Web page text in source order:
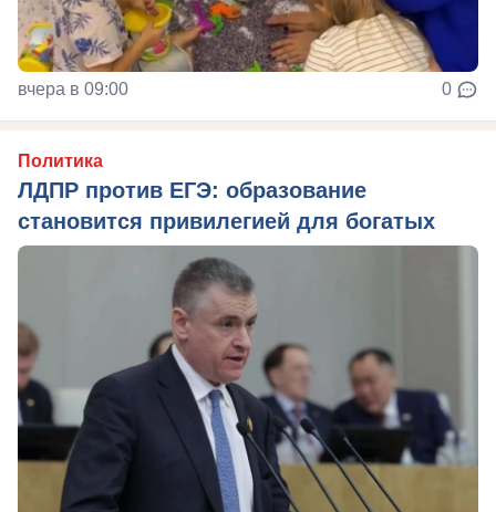
вчера в 09:00 0
Политика
ЛДПР против ЕГЭ: образование
становится привилегией для богатых